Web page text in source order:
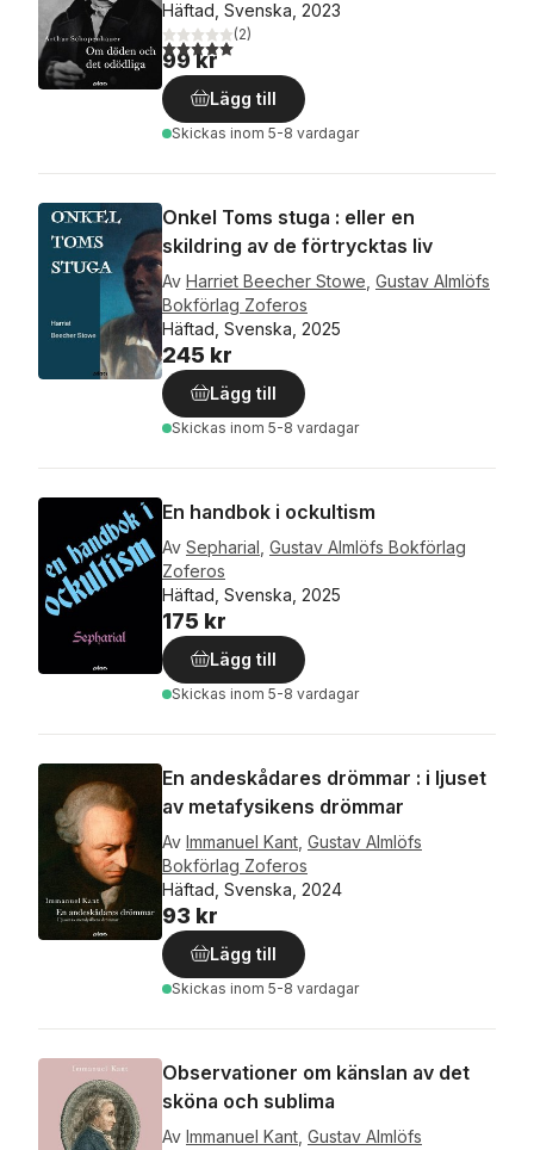
Häftad, Svenska, 2023
5,0utav 5 stjärnor. Totalt antal röster:
(2)
99 kr
Lägg till
Skickas inom 5-8 vardagar
Onkel Toms stuga : eller en
skildring av de förtrycktas liv
Av Harriet Beecher Stowe Gustav Almlöfs
Bokförlag Zoferos
Häftad, Svenska, 2025
245 kr
Lägg till
Skickas inom 5-8 vardagar
En handbok i ockultism
Av Sepharial Gustav Almlöfs Bokförlag
Zoferos
Häftad, Svenska, 2025
175 kr
Lägg till
Skickas inom 5-8 vardagar
En andeskådares drömmar : i ljuset
av metafysikens drömmar
Av Immanuel Kant Gustav Almlöfs
Bokförlag Zoferos
Häftad, Svenska, 2024
93 kr
Lägg till
Skickas inom 5-8 vardagar
Observationer om känslan av det
sköna och sublima
Av Immanuel Kant Gustav Almlöfs